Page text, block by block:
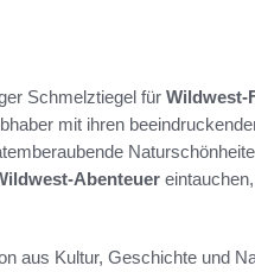
Schmelztiegel für Wildwest-
mit ihren
Abenteuer
aus Kultur, Geschichte und